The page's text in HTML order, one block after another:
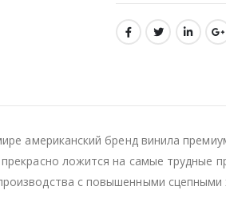
американский бренд винила
ложится на самые трудные
с повышенными